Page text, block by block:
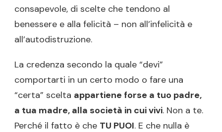
consapevole, di scelte che tendono al
benessere e alla felicità – non all’infelicità e
all’autodistruzione.
La credenza secondo la quale “devi”
comportarti in un certo modo o fare una
“certa” scelta appartiene forse a tuo padre,
a tua madre, alla società in cui vivi. Non a te.
Perché il fatto è che TU PUOI. E che nulla è